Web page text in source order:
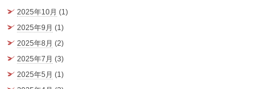
2025年10月 (1)
2025年9月 (1)
2025年8月 (2)
2025年7月 (3)
2025年5月 (1)